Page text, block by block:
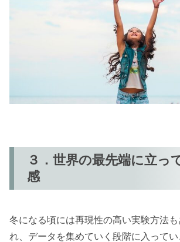
３．世界の最先端に立っ
感
冬になる頃には再現性の高い実験方法
れ、データを集めていく段階に入ってい